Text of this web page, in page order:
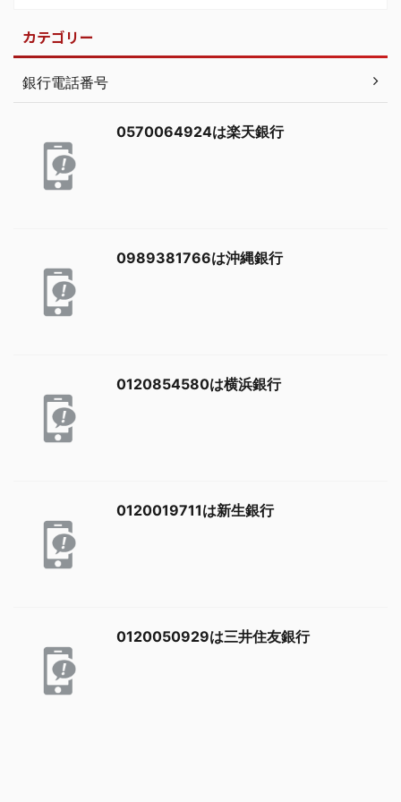
カテゴリー
銀行電話番号
0570064924は楽天銀行
0989381766は沖縄銀行
0120854580は横浜銀行
0120019711は新生銀行
0120050929は三井住友銀行